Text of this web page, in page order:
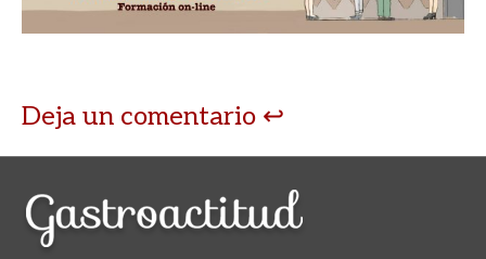
Deja un comentario